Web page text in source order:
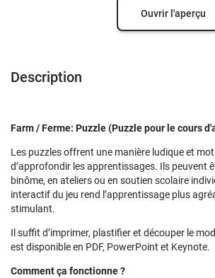
Ouvrir l'aperçu
Description
Farm / Ferme: Puzzle (Puzzle pour le cours
Les puzzles offrent une manière ludique et
d’approfondir les apprentissages. Ils peuvent
binôme, en ateliers ou en soutien scolaire
interactif du jeu rend l’apprentissage plus
stimulant.
Il suffit d’imprimer, plastifier et découper le
est disponible en PDF, PowerPoint et Keynote.
Comment ça fonctionne ?